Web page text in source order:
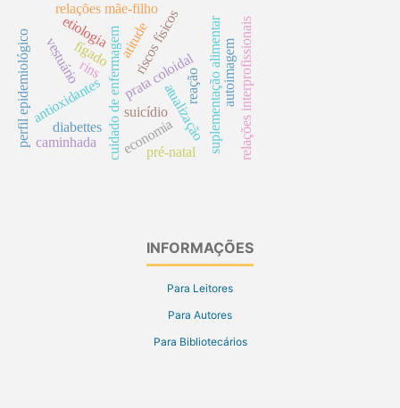
cuidado de enfermagemprata coloidal
etiologia
atualização
antioxidantes suplementação alimentar
relações mãe-filhoriscos físicos autoimagem
rins
suicídio
vestuário relações interprofissionais
economia
fígado
perfil epidemiológico reação
diabettes
atitude
pré-natal
caminhada
INFORMAÇÕES
Para Leitores
Para Autores
Para Bibliotecários